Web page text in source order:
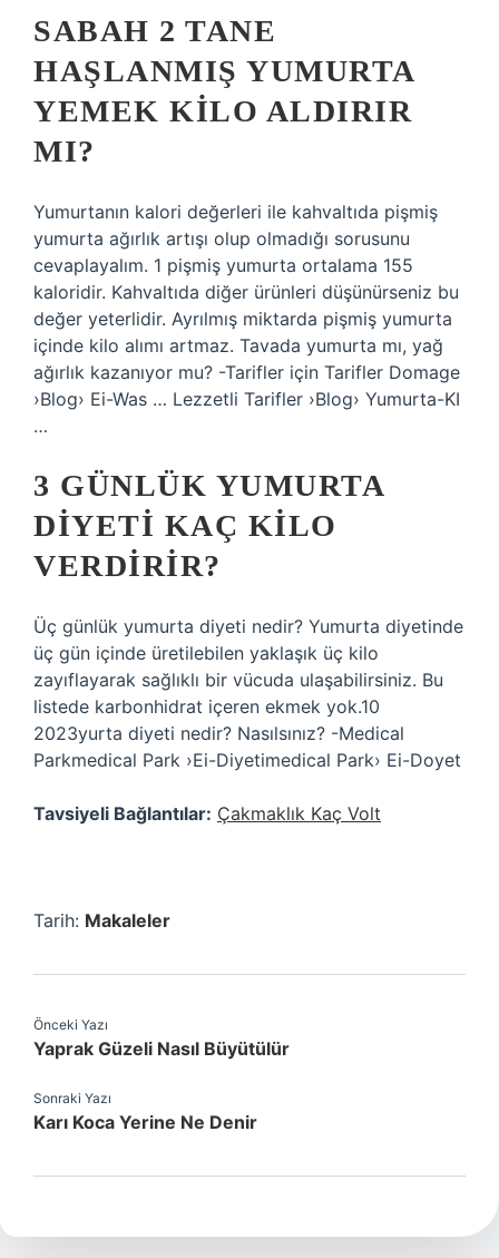
SABAH 2 TANE
HAŞLANMIŞ YUMURTA
YEMEK KILO ALDIRIR
MI?
Yumurtanın kalori değerleri ile kahvaltıda pişmiş
yumurta ağırlık artışı olup olmadığı sorusunu
cevaplayalım. 1 pişmiş yumurta ortalama 155
kaloridir. Kahvaltıda diğer ürünleri düşünürseniz bu
değer yeterlidir. Ayrılmış miktarda pişmiş yumurta
içinde kilo alımı artmaz. Tavada yumurta mı, yağ
ağırlık kazanıyor mu? -Tarifler için Tarifler Domage
›Blog› Ei-Was … Lezzetli Tarifler ›Blog› Yumurta-KI
…
3 GÜNLÜK YUMURTA
DIYETI KAÇ KILO
VERDIRIR?
Üç günlük yumurta diyeti nedir? Yumurta diyetinde
üç gün içinde üretilebilen yaklaşık üç kilo
zayıflayarak sağlıklı bir vücuda ulaşabilirsiniz. Bu
listede karbonhidrat içeren ekmek yok.10
2023yurta diyeti nedir? Nasılsınız? -Medical
Parkmedical Park ›Ei-Diyetimedical Park› Ei-Doyet
Tavsiyeli Bağlantılar: Çakmaklık Kaç Volt
Tarih: Makaleler
Önceki Yazı
Yaprak Güzeli Nasıl Büyütülür
Sonraki Yazı
Karı Koca Yerine Ne Denir